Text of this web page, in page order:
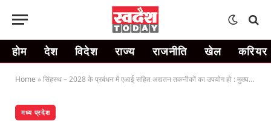
होम देश विदेश राज्य राजनीति खेल करियर
Home »सिंहस्थ – 2028 के प्रबंधन में एआई सहित अद्यतन तकनीकों का उपयोग हो : मुख्यमंत्री डॉ. यादव
मध्य प्रदेश